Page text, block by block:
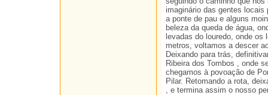
imaginário das gentes
a ponte de pau e alguns
beleza da queda de água,
levadas do louredo, onde
metros, voltamos a descer
Deixando para trás,
Ribeira dos Tombos , onde
chegamos à povoação de
Pilar. Retomando a rota,
, e termina assim o nosso